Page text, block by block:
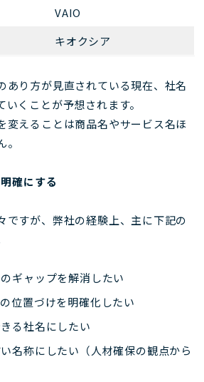
VAIO
キオクシア
あり方が見直されている現在、社名
くことが予想されます。
変えることは商品名やサービス名ほ
確にする
ですが、弊社の経験上、主に下記の
ギャップを解消したい
位置づけを明確化したい
る社名にしたい
名称にしたい（人材確保の観点から